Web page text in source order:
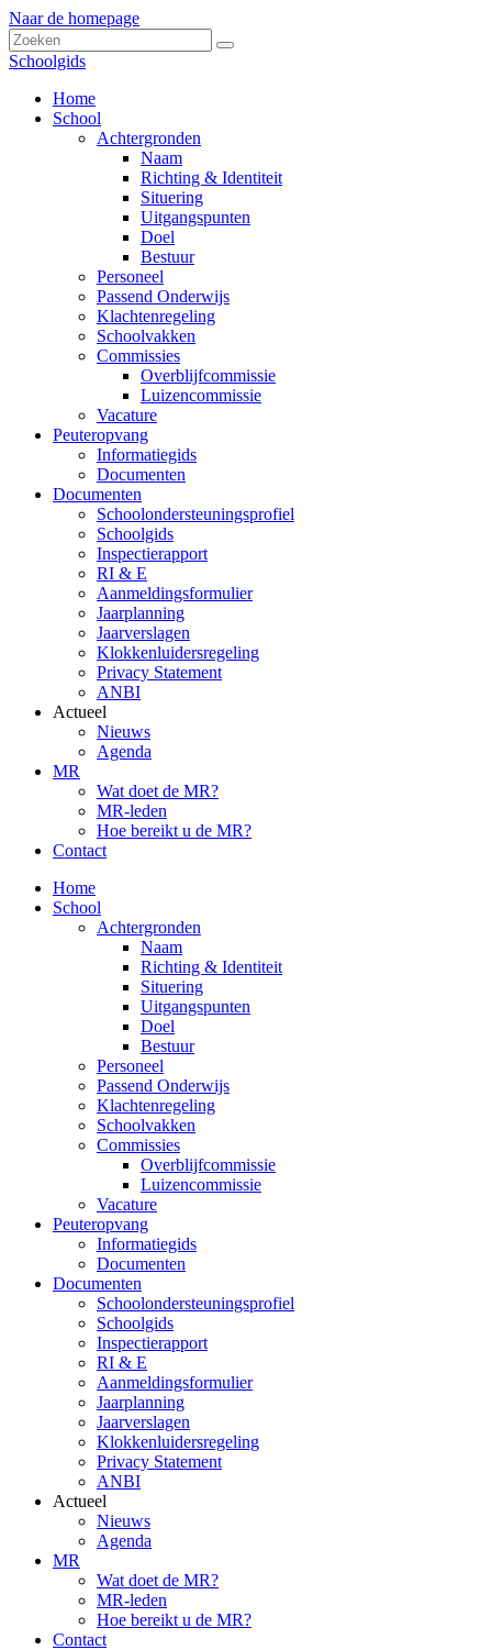
Naar de homepage
Schoolgids
Home
School
Achtergronden
Naam
Richting & Identiteit
Situering
Uitgangspunten
Doel
Bestuur
Personeel
Passend Onderwijs
Klachtenregeling
Schoolvakken
Commissies
Overblijfcommissie
Luizencommissie
Vacature
Peuteropvang
Informatiegids
Documenten
Documenten
Schoolondersteuningsprofiel
Schoolgids
Inspectierapport
RI & E
Aanmeldingsformulier
Jaarplanning
Jaarverslagen
Klokkenluidersregeling
Privacy Statement
ANBI
Actueel
Nieuws
Agenda
MR
Wat doet de MR?
MR-leden
Hoe bereikt u de MR?
Contact
Home
School
Achtergronden
Naam
Richting & Identiteit
Situering
Uitgangspunten
Doel
Bestuur
Personeel
Passend Onderwijs
Klachtenregeling
Schoolvakken
Commissies
Overblijfcommissie
Luizencommissie
Vacature
Peuteropvang
Informatiegids
Documenten
Documenten
Schoolondersteuningsprofiel
Schoolgids
Inspectierapport
RI & E
Aanmeldingsformulier
Jaarplanning
Jaarverslagen
Klokkenluidersregeling
Privacy Statement
ANBI
Actueel
Nieuws
Agenda
MR
Wat doet de MR?
MR-leden
Hoe bereikt u de MR?
Contact